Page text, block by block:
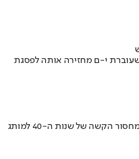
י-ם מחזירה אותה לפסגת
איך אסם הפכה את תקופת הצנע והמחסור הקשה של שנות ה-40 למותג